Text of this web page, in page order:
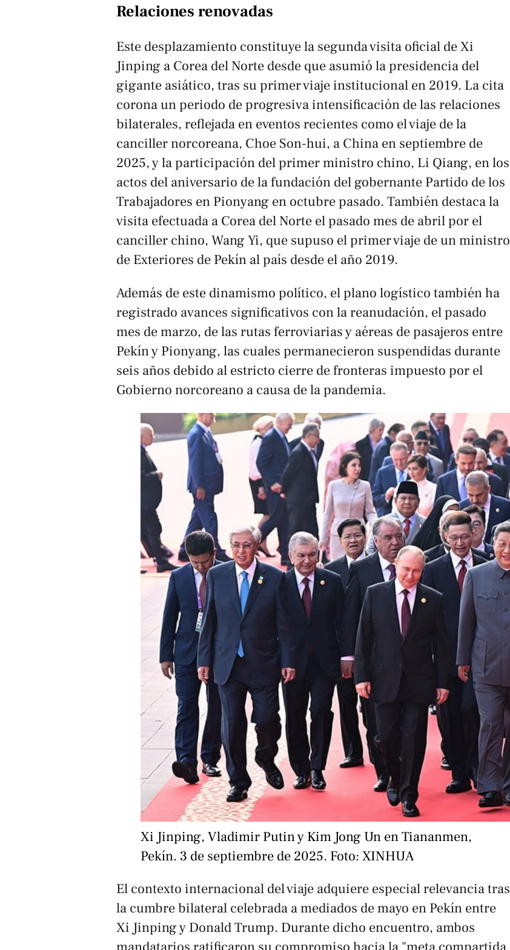
Relaciones renovadas
Este desplazamiento constituye la segunda visita oficial de Xi
Jinping a Corea del Norte desde que asumió la presidencia del
gigante asiático, tras su primer viaje institucional en 2019. La cita
corona un periodo de progresiva intensificación de las relaciones
bilaterales, reflejada en eventos recientes como el viaje de la
canciller norcoreana, Choe Son-hui, a China en septiembre de
2025, y la participación del primer ministro chino, Li Qiang, en los
actos del aniversario de la fundación del gobernante Partido de los
Trabajadores en Pionyang en octubre pasado. También destaca la
visita efectuada a Corea del Norte el pasado mes de abril por el
canciller chino, Wang Yi, que supuso el primer viaje de un ministro
de Exteriores de Pekín al país desde el año 2019.
Además de este dinamismo político, el plano logístico también ha
registrado avances significativos con la reanudación, el pasado
mes de marzo, de las rutas ferroviarias y aéreas de pasajeros entre
Pekín y Pionyang, las cuales permanecieron suspendidas durante
seis años debido al estricto cierre de fronteras impuesto por el
Gobierno norcoreano a causa de la pandemia.
Xi Jinping, Vladimir Putin y Kim Jong Un en Tiananmen,
Pekín. 3 de septiembre de 2025. Foto: XINHUA
El contexto internacional del viaje adquiere especial relevancia tras
la cumbre bilateral celebrada a mediados de mayo en Pekín entre
Xi Jinping y Donald Trump. Durante dicho encuentro, ambos